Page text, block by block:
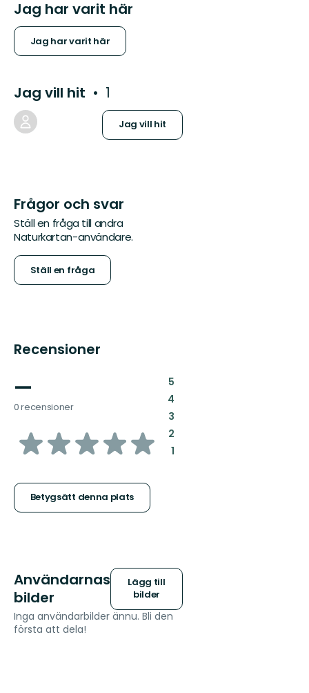
Jag har varit här
Jag har varit här
Jag vill hit 1
Jag vill hit
Frågor och svar
Ställ en fråga till andra
Naturkartan-användare.
Ställ en fråga
Recensioner
—
0 recensioner
av
stjärnor
Betygsätt denna plats
5:
4:
3:
2:
1:
Användarnas
bilder
Lägg till
bilder
Inga användarbilder ännu. Bli den
första att dela!